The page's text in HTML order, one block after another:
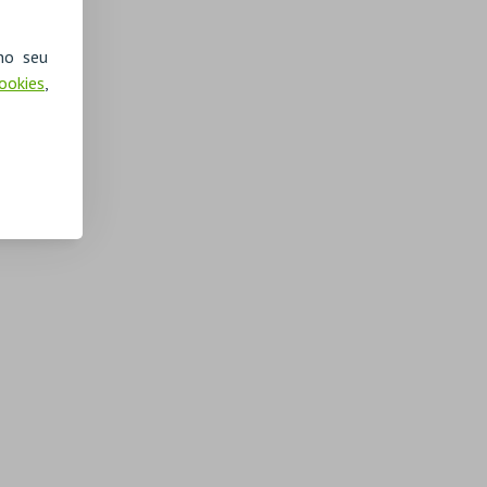
seu
,